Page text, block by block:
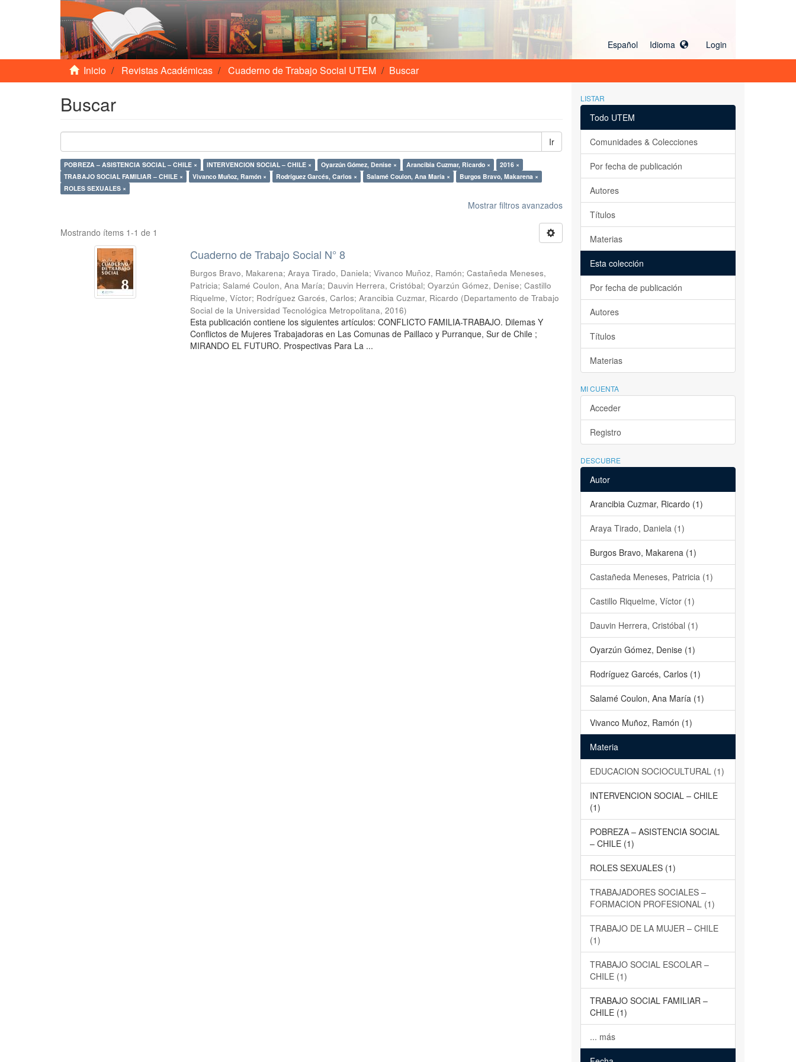
Español Idioma Login
Inicio Revistas Académicas Cuaderno de Trabajo Social UTEM Buscar
Buscar
Ir
POBREZA – ASISTENCIA SOCIAL – CHILE × INTERVENCION SOCIAL – CHILE × Oyarzún Gómez, Denise × Arancibia Cuzmar, Ricardo ×
2016 ×
TRABAJO SOCIAL FAMILIAR – CHILE ×
Vivanco Muñoz, Ramón × Rodríguez Garcés, Carlos × Salamé Coulon, Ana María ×
Burgos Bravo, Makarena ×
ROLES SEXUALES ×
Mostrar filtros avanzados
Mostrando ítems 1-1 de 1
Cuaderno de Trabajo Social N° 8
Burgos Bravo, Makarena;Araya Tirado, Daniela;Vivanco Muñoz, Ramón;Castañeda Meneses,
Patricia;Salamé Coulon, Ana María; Dauvin Herrera, Cristóbal;Oyarzún Gómez, Denise;Castillo
Riquelme, Víctor; Rodríguez Garcés, Carlos;Arancibia Cuzmar, Ricardo (Departamento de Trabajo
Social de la Universidad Tecnológica Metropolitana,2016)
Esta publicación contiene los siguientes artículos: CONFLICTO FAMILIA-TRABAJO. Dilemas Y
Conflictos de Mujeres Trabajadoras en Las Comunas de Paillaco y Purranque, Sur de Chile ;
MIRANDO EL FUTURO. Prospectivas Para La ...
LISTAR
Todo UTEM
Comunidades & Colecciones
Por fecha de publicación
Autores
Títulos
Materias
Esta colección
Por fecha de publicación
Autores
Títulos
Materias
MI CUENTA
Acceder
Registro
DESCUBRE
Autor
Arancibia Cuzmar, Ricardo (1)
Araya Tirado, Daniela (1)
Burgos Bravo, Makarena (1)
Castañeda Meneses, Patricia (1)
Castillo Riquelme, Víctor (1)
Dauvin Herrera, Cristóbal (1)
Oyarzún Gómez, Denise (1)
Rodríguez Garcés, Carlos (1)
Salamé Coulon, Ana María (1)
Vivanco Muñoz, Ramón (1)
Materia
EDUCACION SOCIOCULTURAL (1)
INTERVENCION SOCIAL – CHILE
(1)
POBREZA – ASISTENCIA SOCIAL
– CHILE (1)
ROLES SEXUALES (1)
TRABAJADORES SOCIALES –
FORMACION PROFESIONAL (1)
TRABAJO DE LA MUJER – CHILE
(1)
TRABAJO SOCIAL ESCOLAR –
CHILE (1)
TRABAJO SOCIAL FAMILIAR –
CHILE (1)
... más